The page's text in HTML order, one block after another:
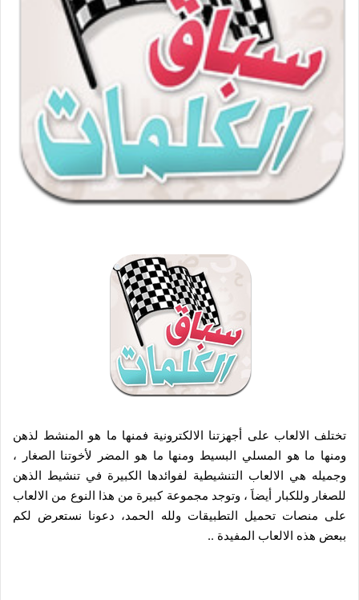
تختلف الالعاب على أجهزتنا الالكترونية فمنها ما هو المنشط لذهن
ومنها ما هو المسلي البسيط ومنها ما هو المضر لأخوتنا الصغار ،
وجميله هي الالعاب التنشيطية لفوائدها الكبيرة في تنشيط الذهن
للصغار وللكبار أيضاَ ، وتوجد مجموعة كبيرة من هذا النوع من الالعاب
على منصات تحميل التطبيقات ولله الحمد، دعونا نستعرض لكم
ببعض هذه الالعاب المفيدة ..